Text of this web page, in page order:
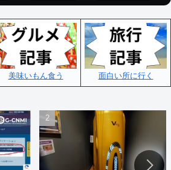
美味いもん食う 面白い所に行く